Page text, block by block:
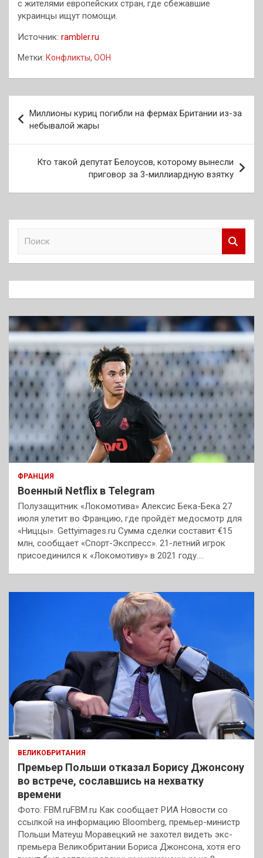
с жителями европейских стран, где сбежавшие
украинцы ищут помощи.
Источник: rambler.ru
Метки: Конфликты, ООН
по
записям
Миллионы куриц погибли на фермах Британии из-за
небывалой жары
Кто такой депутат Белоусов, которому вынесли
приговор за 3-миллиардную взятку
к
ФРАНЦИЯ
Военный Netflix в Telegram
Полузащитник «Локомотива» Алексис Бека-Бека 27
июля улетит во Францию, где пройдёт медосмотр для
«Ниццы». Gettyimages.ru Сумма сделки составит €15
млн, сообщает «Спорт-Экспресс». 21-летний игрок
присоединился к «Локомотиву» в 2021 году.…
ВЕЛИКОБРИТАНИЯ
Премьер Польши отказал Борису Джонсону
во встрече, сославшись на нехватку
времени
Фото: FBM.ruFBM.ru Как сообщает РИА Новости со
ссылкой на информацию Bloomberg, премьер-министр
Польши Матеуш Моравецкий не захотел видеть экс-
премьера Великобритании Бориса Джонсона, хотя его